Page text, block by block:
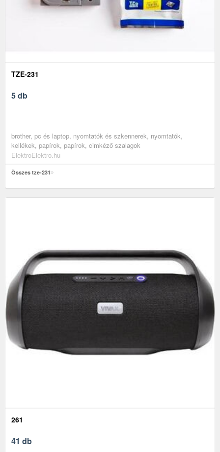
TZE-231
5 db
brother, pc és laptop, nyomtatók és szkennerek, nyomtatók,
kellékek, papírok, papírok, cimkéző szalagok
ElektroElektro.hu
Összes tze-231
261
41 db